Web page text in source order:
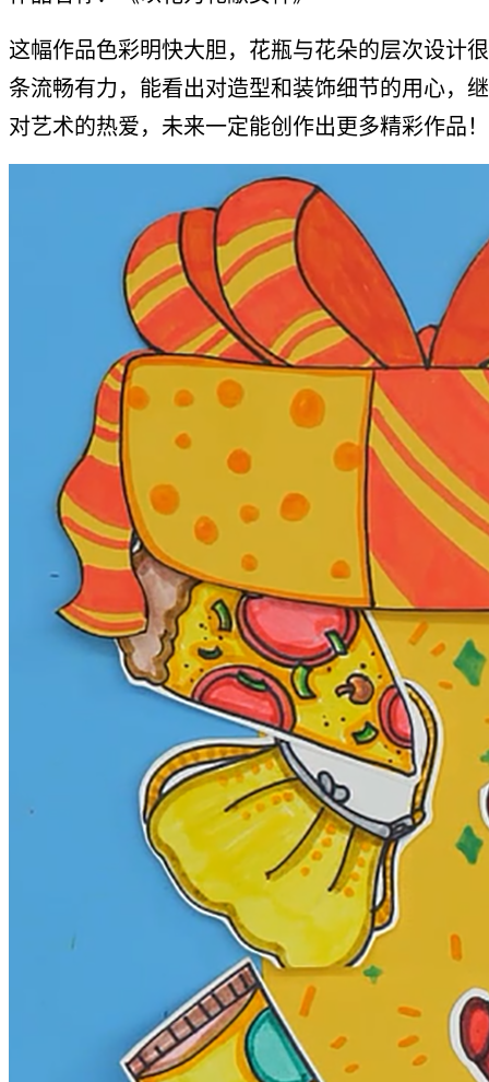
这幅作品色彩明快大胆，花瓶与花朵的层次设计
条流畅有力，能看出对造型和装饰细节的用心，
对艺术的热爱，未来一定能创作出更多精彩作品！